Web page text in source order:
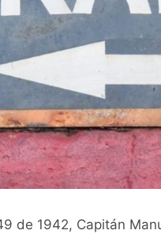
de 1942, Capitán